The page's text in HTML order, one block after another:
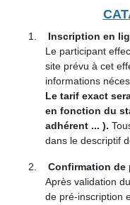
1.
Inscription en
Le participant
site prévu à cet
informations
Le tarif exact
en fonction du
adhérent ... ).
dans le descriptif
2.
Confirmation de
Après validation
de pré-inscription